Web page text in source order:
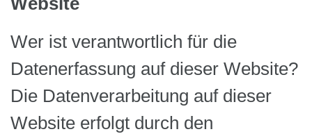
Wer ist verantwortlich für die
Datenerfassung auf dieser Website?
Die Datenverarbeitung auf dieser
Website erfolgt durch den